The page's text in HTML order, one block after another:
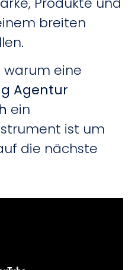
breiten
warum eine
Agentur
ein
ist um
die nächste